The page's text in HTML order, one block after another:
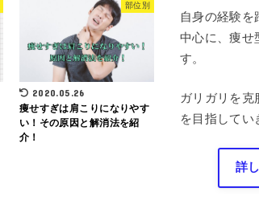
部位別
2020.05.26
痩せすぎは肩こりになりやす
い！その原因と解消法を紹
介！
自身の経験を
中心に、痩せ
す。
ガリガリを克
を目指してい
詳